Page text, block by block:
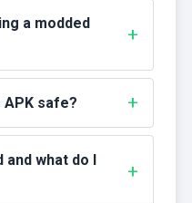
a modded
safe?
and what do I